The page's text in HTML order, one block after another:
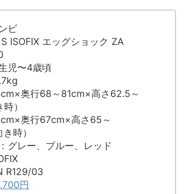
ビ
ISOFIX エッグショック ZA
児〜4歳頃
奥行68～81cm×高さ62.5～
）
行67cm×高さ65～
時）
グレー、ブルー、レッド
R129/03
円